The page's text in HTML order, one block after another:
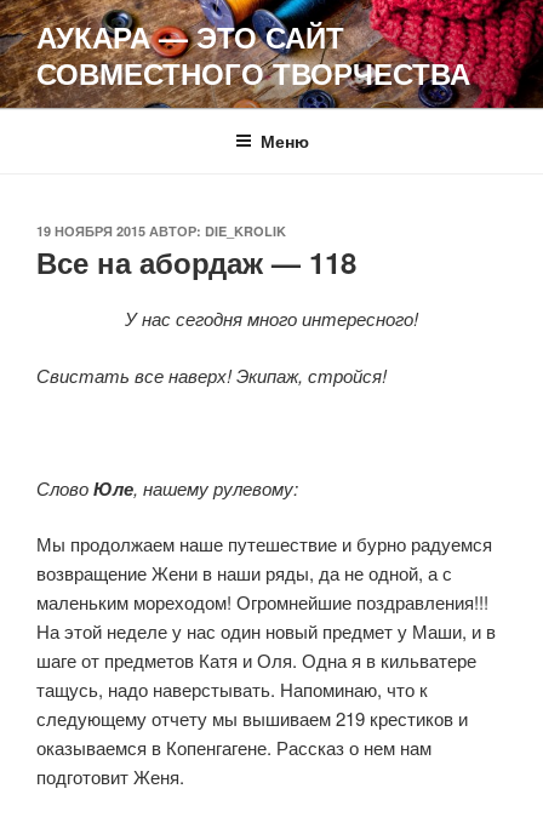
Перейти
к
содержимому
АУКАРА — ЭТО САЙТ
СОВМЕСТНОГО ТВОРЧЕСТВА
Меню
ОПУБЛИКОВАНО
19 НОЯБРЯ 2015 АВТОР: DIE_KROLIK
Все на абордаж — 118
У нас сегодня много интересного!
Свистать все наверх! Экипаж, стройся!
СловоЮле, нашему рулевому:
Мы продолжаем наше путешествие и бурно радуемся
возвращение Жени в наши ряды, да не одной, а с
маленьким мореходом! Огромнейшие поздравления!!!
На этой неделе у нас один новый предмет у Маши, и в
шаге от предметов Катя и Оля. Одна я в кильватере
тащусь, надо наверстывать. Напоминаю, что к
следующему отчету мы вышиваем 219 крестиков и
оказываемся в Копенгагене. Рассказ о нем нам
подготовит Женя.